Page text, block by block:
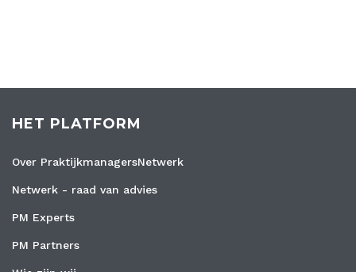
HET PLATFORM
Over PraktijkmanagersNetwerk
Netwerk - raad van advies
PM Experts
PM Partners